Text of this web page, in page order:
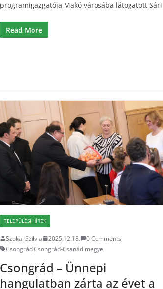
programigazgatója Makó városába látogatott Sári
Read More
TELEPÜLÉSI HÍREK
Szokai Szilvia 2025.12.18.
0 Comments
Csongrád,Csongrád-Csanád megye
Csongrád – Ünnepi
hangulatban zárta az évet a